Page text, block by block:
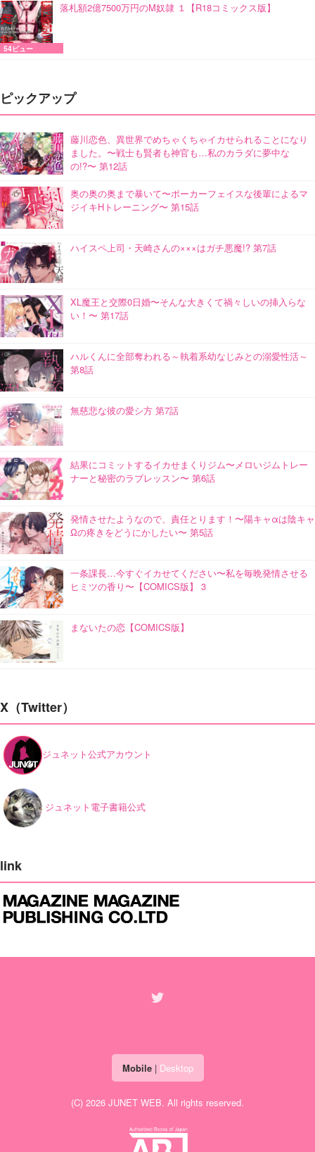
落札額2億7500万円のM奴隷 １【R18コミックス版】
54ビュー
ピックアップ
藤川恋色、異世界でめちゃくちゃイカせられることになり
ました。〜戦士も賢者も神官も…私のカラダに夢中な
の!?〜 第12話
奥の奥の奥まで暴いて〜ポーカーフェイスな後輩によるマ
ジイキHトレーニング〜 第15話
ハイスペ上司・天崎さんの×××はガチ悪魔!? 第7話
XL魔王と交際0日婚〜そんな大きくて禍々しいの挿入らな
い！〜 第17話
ハルくんに全部奪われる～執着系幼なじみとの溺愛性活～
第8話
無慈悲な彼の愛シ方 第7話
結果にコミットするイカせまくりジム〜メロいジムトレー
ナーと秘密のラブレッスン〜 第6話
発情させたようなので、責任とります！〜陽キャαは陰キャ
Ωの疼きをどうにかしたい〜 第5話
一条課長…今すぐイカせてください〜私を毎晩発情させる
ヒミツの香り〜【COMICS版】 3
まないたの恋【COMICS版】
X（Twitter）
ジュネット公式アカウント
ジュネット電子書籍公式
link
Mobile| Desktop
(C) 2026 JUNET WEB. All rights reserved.